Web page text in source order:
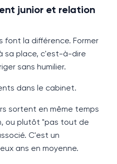
junior et relation
font la différence. Former
sa place, c'est-à-dire
sans humilier.
dans le cabinet.
sortent en même temps
ou plutôt "pas tout de
C'est un
ans en moyenne.